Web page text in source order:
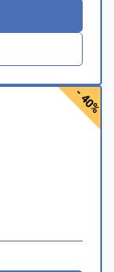
- 40%